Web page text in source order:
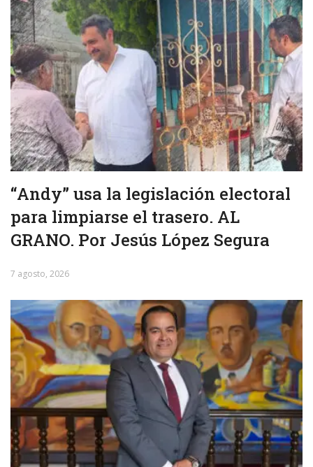
“Andy” usa la legislación electoral
para limpiarse el trasero. AL
GRANO. Por Jesús López Segura
7 agosto, 2026